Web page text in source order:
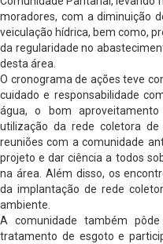
moradores, com a diminuição
veiculação hídrica, bem como,
da regularidade no
desta área.
O cronograma de ações teve
cuidado e responsabilidade
água, o bom
utilização da rede coletora
reuniões com a comunidade
projeto e dar ciência a todos
na área. Além disso, os
da implantação de rede
ambiente.
A comunidade também
tratamento de esgoto e